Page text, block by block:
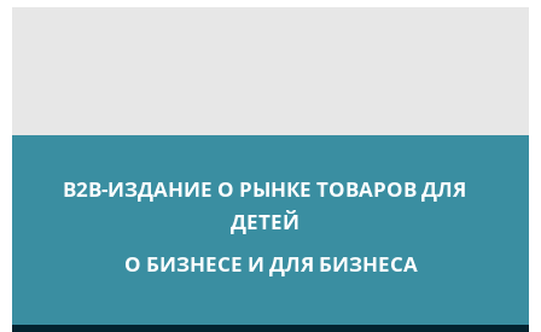
B2B-ИЗДАНИЕ О РЫНКЕ ТОВАРОВ ДЛЯ
ДЕТЕЙ
О БИЗНЕСЕ И ДЛЯ БИЗНЕСА